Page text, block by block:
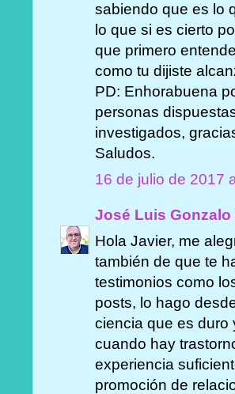
sabiendo que es lo
lo que si es cierto
que primero
como tu dijiste
PD: Enhorabuena
personas
investigados,
Saludos.
16 de julio de 2017
José Luis
Hola Javier, me
también de que te
testimonios como
posts, lo hago
ciencia que es duro
cuando hay
experiencia
promoción de